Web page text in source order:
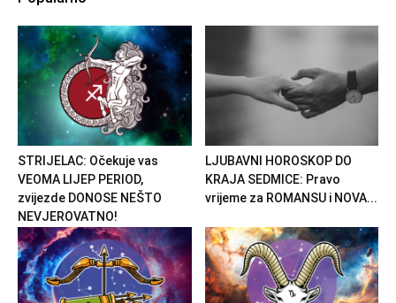
STRIJELAC: Očekuje vas
VEOMA LIJEP PERIOD,
zvijezde DONOSE NEŠTO
NEVJEROVATNO!
LJUBAVNI HOROSKOP DO
KRAJA SEDMICE: Pravo
vrijeme za ROMANSU i NOVA...